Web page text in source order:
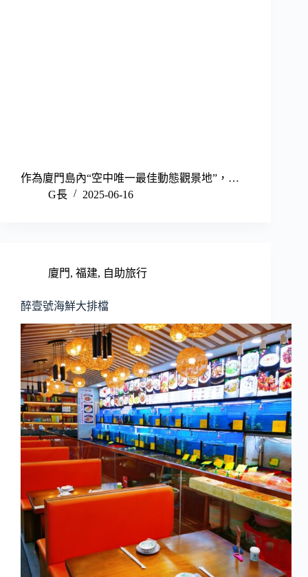
作為廈門島內“空中唯一最佳動態觀景地”，…
G長
2025-06-16
廈門, 福建, 自助旅行
醉壹號海鮮大排檔